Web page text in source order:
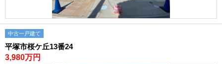
中古一戸建て
平塚市桜ケ丘13番24
3,980万円